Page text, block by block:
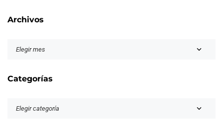
Archivos
Categorías